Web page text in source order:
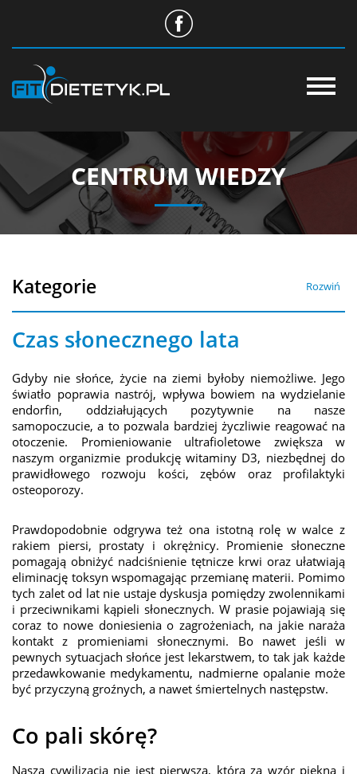
STANDARD USŁUG
NASZE PORADNIE
CENTRUM WIEDZY
SKLEP
APLIKACJA DIETETYK24
CENTRUM WIEDZY
Kategorie Rozwiń
Czas słonecznego lata
Gdyby nie słońce, życie na ziemi byłoby niemożliwe. Jego
światło poprawia nastrój, wpływa bowiem na wydzielanie
endorfin, oddziałujących pozytywnie na nasze
samopoczucie, a to pozwala bardziej życzliwie reagować na
otoczenie. Promieniowanie ultrafioletowe zwiększa w
naszym organizmie produkcję witaminy D3, niezbędnej do
prawidłowego rozwoju kości, zębów oraz profilaktyki
osteoporozy.
Prawdopodobnie odgrywa też ona istotną rolę w walce z
rakiem piersi, prostaty i okrężnicy. Promienie słoneczne
pomagają obniżyć nadciśnienie tętnicze krwi oraz ułatwiają
eliminację toksyn wspomagając przemianę materii. Pomimo
tych zalet od lat nie ustaje dyskusja pomiędzy zwolennikami
i przeciwnikami kąpieli słonecznych. W prasie pojawiają się
coraz to nowe doniesienia o zagrożeniach, na jakie naraża
kontakt z promieniami słonecznymi. Bo nawet jeśli w
pewnych sytuacjach słońce jest lekarstwem, to tak jak każde
przedawkowanie medykamentu, nadmierne opalanie może
być przyczyną groźnych, a nawet śmiertelnych następstw.
Co pali skórę?
Nasza cywilizacja nie jest pierwszą, która za wzór piękna i